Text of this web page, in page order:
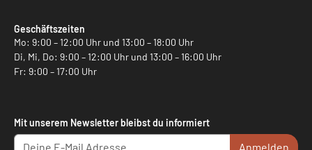
Geschäftszeiten
Mo: 9:00 – 12:00 Uhr und 13:00 – 18:00 Uhr
Di, Mi, Do: 9:00 – 12:00 Uhr und 13:00 – 16:00 Uhr
Fr: 9:00 – 17:00 Uhr
Mit unserem Newsletter bleibst du informiert
Anmelden